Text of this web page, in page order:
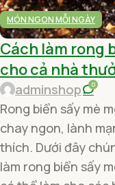
MÓN NGON MỖI NGÀY
Cách làm rong
cho cả nhà
adminshop 0
Rong biển sấy mè
chay ngon, lành
thích. Dưới đây
làm rong biển sấy